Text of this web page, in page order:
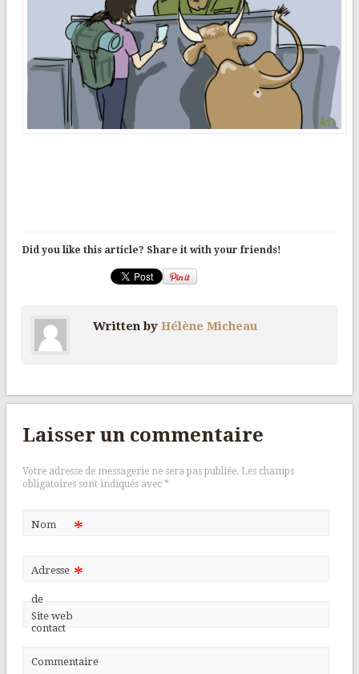
Did you like this article? Share it with your friends!
Written by Hélène Micheau
Laisser un commentaire
Votre adresse de messagerie ne sera pas publiée.Les champs
obligatoires sont indiqués avec *
Nom *
Adresse
de
contact
*
Site web
Commentaire